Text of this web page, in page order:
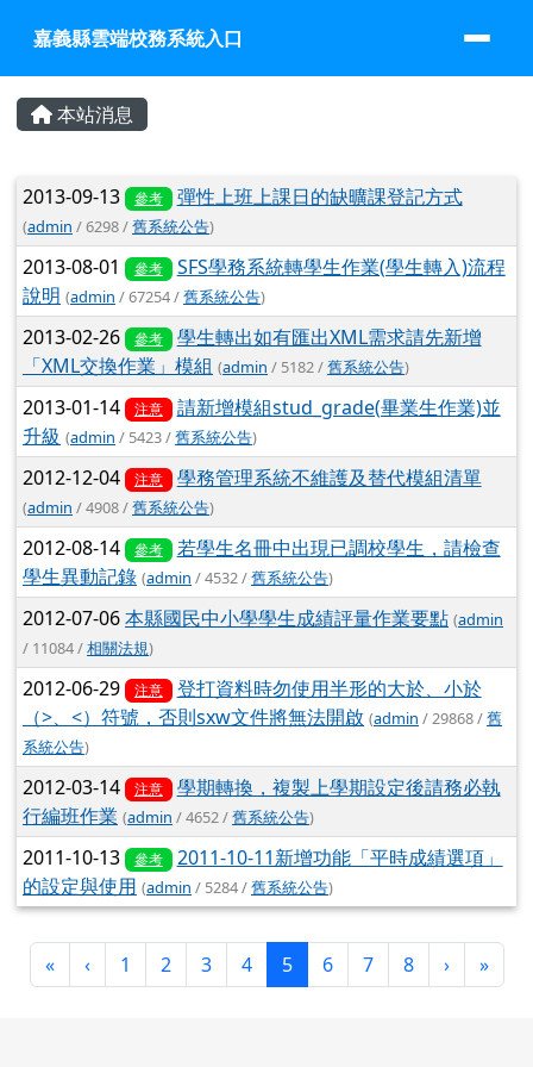
嘉義縣雲端校務系統入口
嘉義縣雲端校務系統入口
主內容區域
本站消息
文章列表
2013-09-13 參考 彈性上班上課日的缺曠課登記方式
(admin / 6298 /舊系統公告)
2013-08-01 參考
SFS學務系統轉學生作業(學生轉入)流程
說明 (admin / 67254 /舊系統公告)
2013-02-26 參考
學生轉出如有匯出XML需求請先新增
「XML交換作業」模組 (admin / 5182 /舊系統公告)
2013-01-14 注意
請新增模組stud_grade(畢業生作業)並
升級 (admin / 5423 /舊系統公告)
2012-12-04 注意 學務管理系統不維護及替代模組清單
(admin / 4908 /舊系統公告)
2012-08-14 參考
若學生名冊中出現已調校學生，請檢查
學生異動記錄 (admin / 4532 /舊系統公告)
2012-07-06本縣國民中小學學生成績評量作業要點 (admin
/ 11084 /相關法規)
2012-06-29 注意
登打資料時勿使用半形的大於、小於
（>、<）符號，否則sxw文件將無法開啟 (admin / 29868 /舊
系統公告)
2012-03-14 注意
學期轉換，複製上學期設定後請務必執
行編班作業 (admin / 4652 /舊系統公告)
2011-10-13 參考
2011-10-11新增功能「平時成績選項」
的設定與使用 (admin / 5284 /舊系統公告)
«第一頁
‹上一頁
1 2 3 4 5(目前頁次)
6 7 8 ›下一頁
»最後
頁尾區域